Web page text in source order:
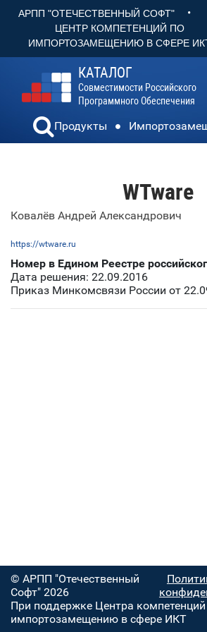
АРПП "ОТЕЧЕСТВЕННЫЙ СОФТ" •
ЦЕНТР КОМПЕТЕНЦИЙ ПО
ИМПОРТОЗАМЕЩЕНИЮ В СФЕРЕ
КАТАЛОГ
Совместимости Российского
Программного Обеспечения
Продукты
WTware
Ковалёв Андрей Александрович
https://wtware.ru
Номер в Едином Реестре
Дата решения: 22.09.2016
Приказ Минкомсвязи России от
© АРПП "Отечественный
Софт" 2026
При поддержке Центра
импортозамещению в сфере ИКТ